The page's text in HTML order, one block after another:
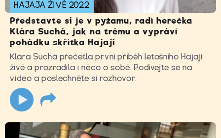
HAJAJA ŽIVĚ 2022
Představte si je v pyžamu, radí herečka
Klára Suchá, jak na trému a vypráví
pohádku skřítka Hajaji
Klára Suchá přečetla první příběh letošního Hajaji
živě a prozradila i něco o sobě. Podívejte se na
video a poslechněte si rozhovor.